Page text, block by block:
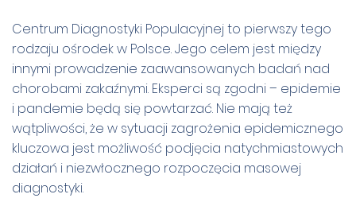
Centrum Diagnostyki Populacyjnej to pierwszy tego
rodzaju ośrodek w Polsce. Jego celem jest między
innymi prowadzenie zaawansowanych badań nad
chorobami zakaźnymi. Eksperci są zgodni – epidemie
i pandemie będą się powtarzać. Nie mają też
wątpliwości, że w sytuacji zagrożenia epidemicznego
kluczowa jest możliwość podjęcia natychmiastowych
działań i niezwłocznego rozpoczęcia masowej
diagnostyki.